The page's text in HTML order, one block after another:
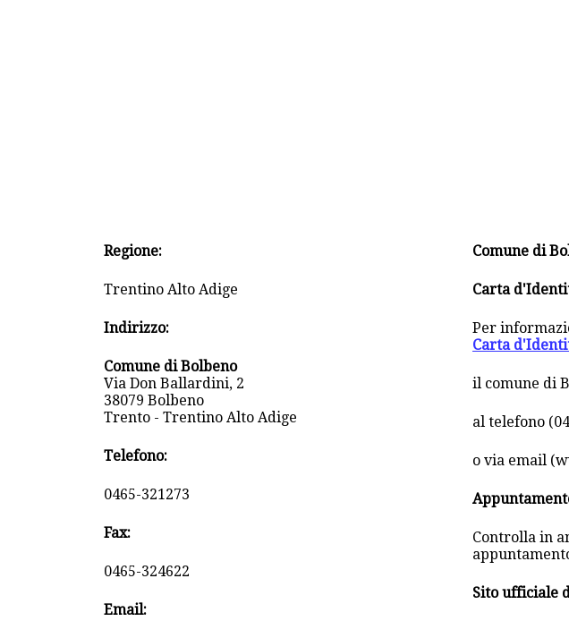
Regione:
Trentino Alto Adige
Indirizzo:
Comune di Bolbeno
Via Don Ballardini, 2
38079 Bolbeno
Trento - Trentino Alto Adige
Telefono:
0465-321273
Fax:
0465-324622
Email:
Comune di
Carta
Per
Carta
il comune di
al telefono
o via email
Controlla in
Sito ufficiale